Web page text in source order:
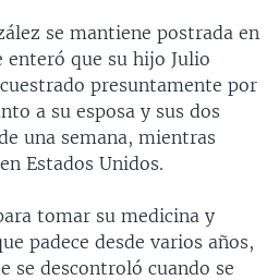
se mantiene postrada en
enteró que su hijo Julio
presuntamente por
a su esposa y sus dos
una semana, mientras
Estados Unidos.
tomar su medicina y
padece desde varios años,
se descontroló cuando se